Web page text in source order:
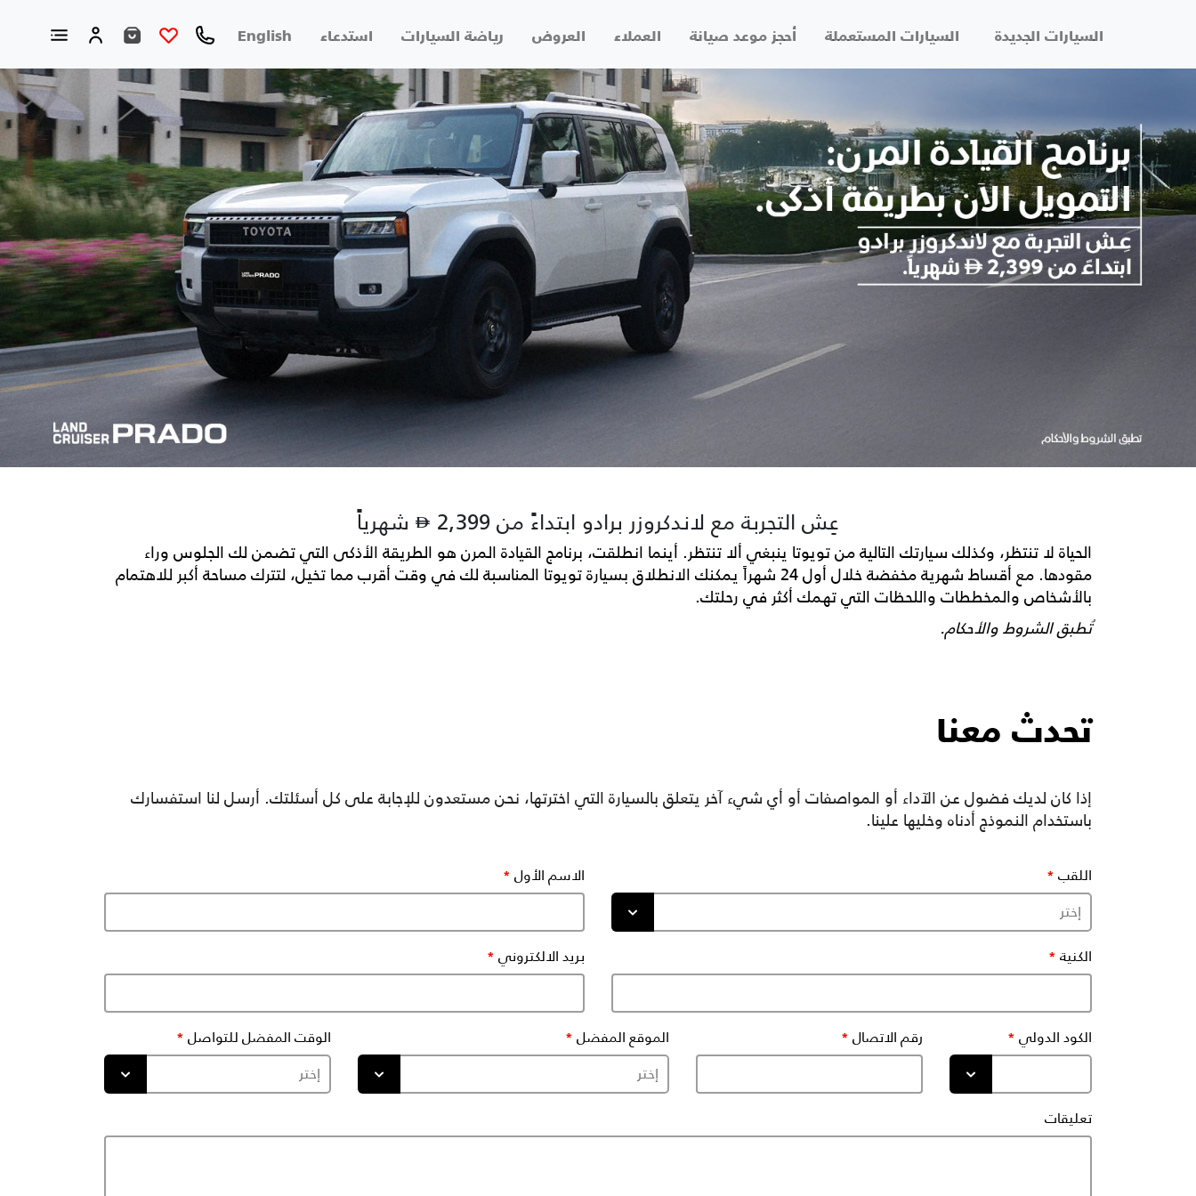
السيارات الجديدة السيارات المستعملة أحجز موعد صيانة العملاء العروض رياضة السيارات استدعاء English
عِش التجربة مع لاندكروزر برادو ابتداءً من 2,399 شهرياً
الحياة لا تنتظر، وكذلك سيارتك التالية من تويوتا ينبغي ألا تنتظر. أينما انطلقت، برنامج القيادة المرن هو الطريقة الأذكى التي تضمن لك الجلوس وراء
مقودها. مع أقساط شهرية مخفضة خلال أول 24 شهراً يمكنك الانطلاق بسيارة تويوتا المناسبة لك في وقت أقرب مما تخيل، لتترك مساحة أكبر للاهتمام
بالأشخاص والمخططات واللحظات التي تهمك أكثر في رحلتك.
تُطبق الشروط والأحكام.
تحدث معنا
إذا كان لديك فضول عن الآداء أو المواصفات أو أي شيء آخر يتعلق بالسيارة التي اخترتها، نحن مستعدون للإجابة على كل أسئلتك. أرسل لنا استفسارك
باستخدام النموذج أدناه وخليها علينا.
اللقب الاسم الأول
الكنية بريد الالكتروني
الكود الدولي رقم الاتصال الموقع المفضل الوقت المفضل للتواصل
تعليقات